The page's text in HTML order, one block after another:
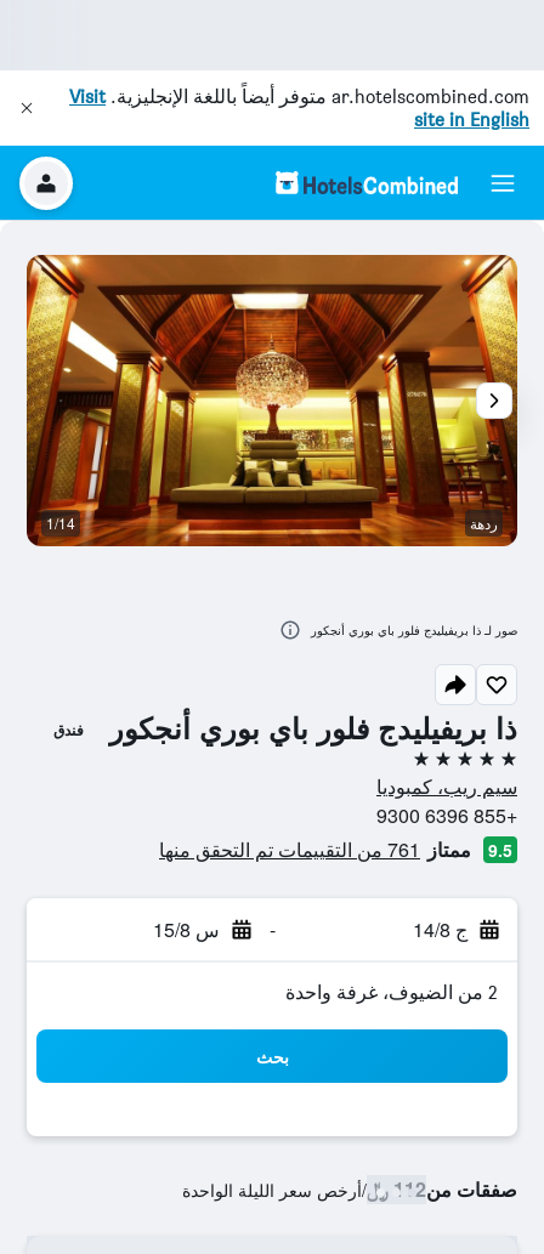
ar.hotelscombined.com متوفر أيضاً باللغة الإنجليزية.Visit
site in English
ذا بريفيليدج فلور باي بوري أنجكور فندق
5 نجوم
سيم ريب، كمبوديا
+855 6396 9300
9.5 ممتاز 761 من التقييمات تم التحقق منها
ج 14/8 - س 15/8
2 من الضيوف، غرفة واحدة
بحث
صفقات من112 ﷼ /أرخص سعر الليلة الواحدة
ردهة 1/14
صور لـ ذا بريفيليدج فلور باي بوري أنجكور